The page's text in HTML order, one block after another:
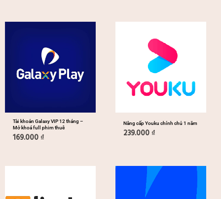
Tài khoản Galaxy VIP 12 tháng –
Mở khoá full phim thuê
169.000 ₫
Nâng cấp Youku chính chủ 1 năm
239.000 ₫